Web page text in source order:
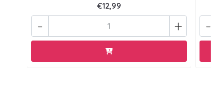
€12,99
+
- -